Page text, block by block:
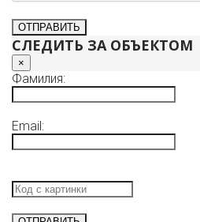
СЛЕДИТЬ ЗА ОБЪЕКТОМ
×
Фамилия:
Email: